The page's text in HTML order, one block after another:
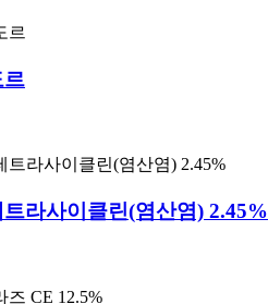
르
라사이클린(염산염) 2.45%